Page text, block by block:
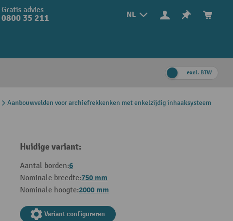
NL
Gratis advies
0800 35 211
excl. BTW
Aanbouwvelden voor archiefrekkenken met enkelzijdig inhaaksysteem
Huidige variant:
Aantal borden:6
Nominale breedte:750 mm
Nominale hoogte:2000 mm
Variant configureren